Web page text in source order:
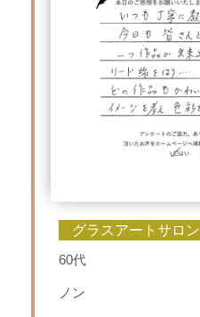
グラスアートサロン
60代
ノン